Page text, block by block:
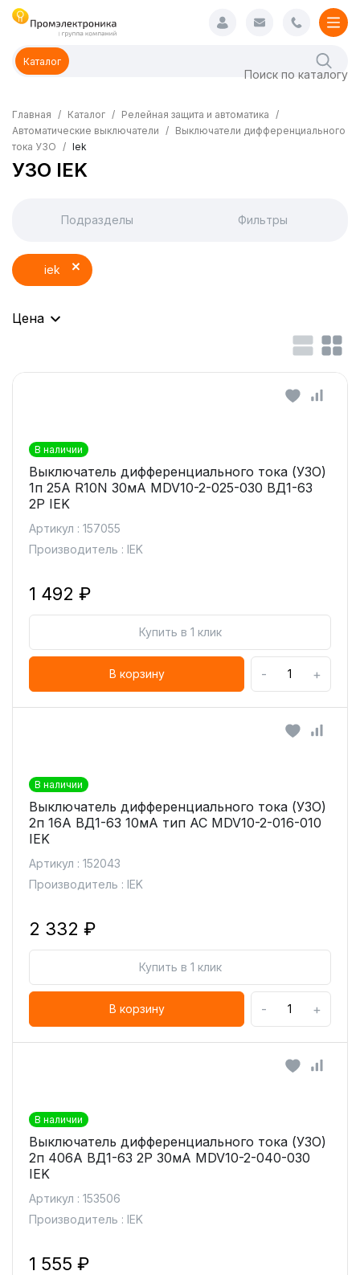
Каталог
Главная Каталог
Релейная защита и автоматика
Автоматические выключатели
Выключатели дифференциального
тока УЗО
Iek
УЗО IEK
Подразделы Фильтры
iek
Цена
В наличии
Выключатель дифференциального тока (УЗО)
1п 25А R10N 30мА MDV10-2-025-030 ВД1-63
2Р IEK
Артикул : 157055
Производитель : IEK
1 492 ₽
Купить в 1 клик
В корзину - +
В наличии
Выключатель дифференциального тока (УЗО)
2п 16А ВД1-63 10мА тип AC MDV10-2-016-010
IEK
Артикул : 152043
Производитель : IEK
2 332 ₽
Купить в 1 клик
В корзину - +
В наличии
Выключатель дифференциального тока (УЗО)
2п 406А ВД1-63 2Р 30мА MDV10-2-040-030
IEK
Артикул : 153506
Производитель : IEK
1 555 ₽